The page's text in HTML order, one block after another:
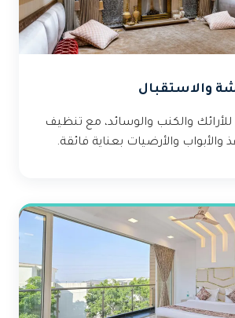
والاستقبال
والكنب والوسائد، مع تنظيف
والأبواب والأرضيات بعناية فائقة.